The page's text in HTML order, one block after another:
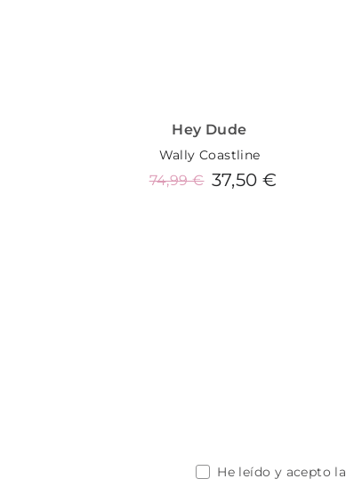
Hey Dude
Wally Coastline
37,50 €
74,99 €
He leído y acepto la